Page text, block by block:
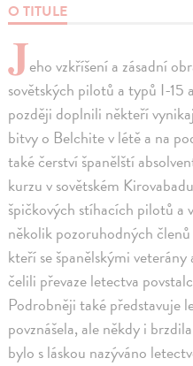
O TITULE
Jeho vzkříšení a zásadní
sovětských pilotů a typů I-15
později doplnili někteří
bitvy o Belchite v létě a na
také čerství španělští
kurzu v sovětském
špičkových stíhacích pilotů a
několik pozoruhodných
kteří se španělskými
čelili převaze letectva
Podrobněji také představuje
povznášela, ale někdy i
bylo s láskou nazýváno